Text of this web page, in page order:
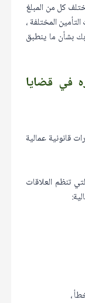
كل من المبلغ
المختلفة ،
بشأن ما ينطبق
في قضايا
قانونية عمالية
تنظم العلاقات
،